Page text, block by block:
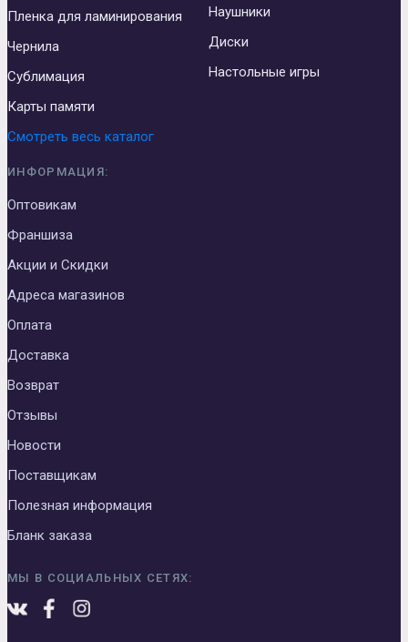
Пленка для ламинирования
Чернила
Сублимация
Карты памяти
Наушники
Диски
Настольные игры
Смотреть весь каталог
ИНФОРМАЦИЯ:
Оптовикам
Франшиза
Акции и Скидки
Адреса магазинов
Оплата
Доставка
Возврат
Отзывы
Новости
Поставщикам
Полезная информация
Бланк заказа
МЫ В СОЦИАЛЬНЫХ СЕТЯХ: